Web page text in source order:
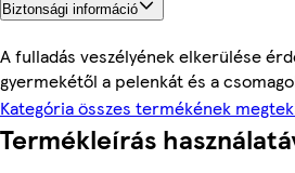
Biztonsági információ
A fulladás veszélyének elkerülése
gyermekétől a pelenkát és a
Kategória összes termékének
Termékleírás